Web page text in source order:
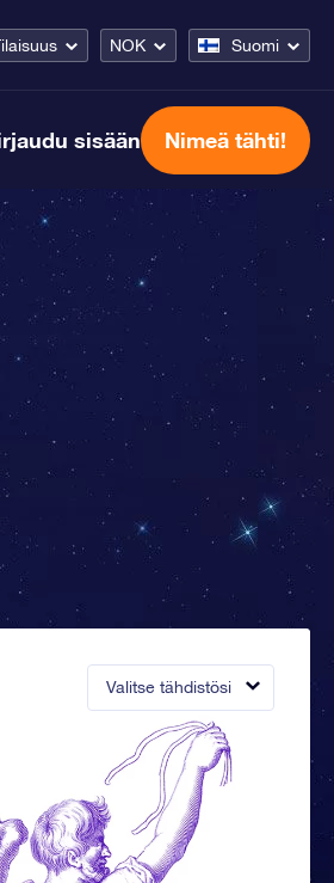
NOK Suomi
sisään Nimeä tähti!
Valitse tähdistösi